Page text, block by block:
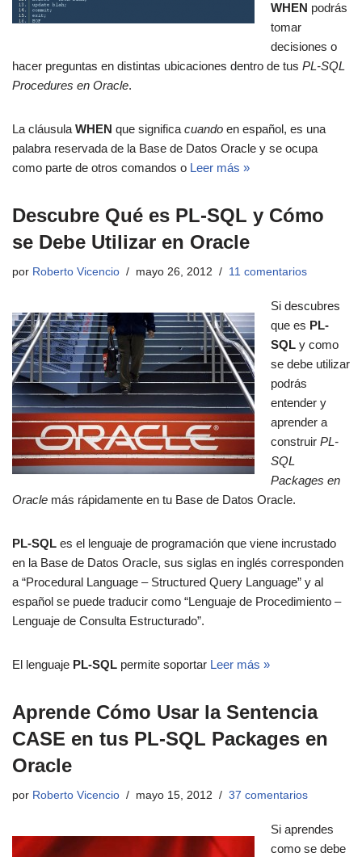
WHEN podrás
tomar
decisiones o
hacer preguntas en distintas ubicaciones dentro de tus PL-SQL
Procedures en Oracle.
La cláusula WHEN que significa cuando en español, es una
palabra reservada de la Base de Datos Oracle y se ocupa
como parte de otros comandos o Leer más »
Descubre Qué es PL-SQL y Cómo
se Debe Utilizar en Oracle
por Roberto Vicencio mayo 26, 2012 11 comentarios
Si descubres
que es PL-
SQL y como
se debe utilizar
podrás
entender y
aprender a
construir PL-
SQL
Packages en
Oracle más rápidamente en tu Base de Datos Oracle.
PL-SQL es el lenguaje de programación que viene incrustado
en la Base de Datos Oracle, sus siglas en inglés corresponden
a “Procedural Language – Structured Query Language” y al
español se puede traducir como “Lenguaje de Procedimiento –
Lenguaje de Consulta Estructurado”.
El lenguaje PL-SQL permite soportar Leer más »
Aprende Cómo Usar la Sentencia
CASE en tus PL-SQL Packages en
Oracle
por Roberto Vicencio mayo 15, 2012 37 comentarios
Si aprendes
como se debe